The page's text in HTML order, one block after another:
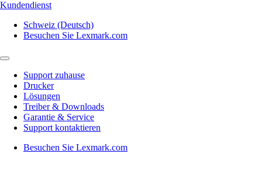
Kundendienst
Schweiz (Deutsch)
Besuchen Sie Lexmark.com
Support zuhause
Drucker
Lösungen
Treiber & Downloads
Garantie & Service
Support kontaktieren
Besuchen Sie Lexmark.com